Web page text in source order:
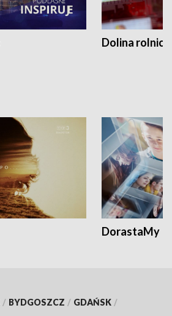
Dolina
DorastaMy
/ BYDGOSZCZ / GDAŃSK /